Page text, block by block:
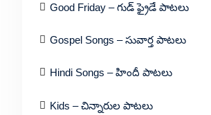
Good Friday – గుడ్ ఫ్రైడే పాటలు
Gospel Songs – సువార్త పాటలు
Hindi Songs – హిందీ పాటలు
Kids – చిన్నారుల పాటలు